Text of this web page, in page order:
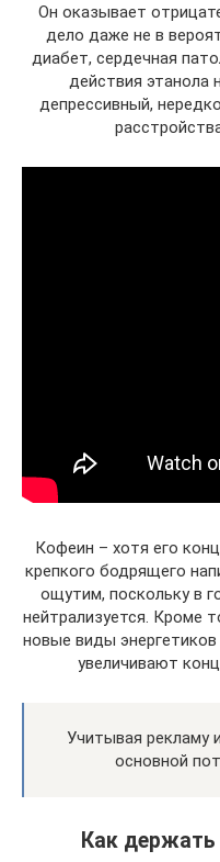
Он оказывает
дело даже не в
диабет, сердечная
действия этанола
депрессивный,
Кофеин – хотя его
крепкого бодрящего
ощутим, поскольку в
нейтрализуется. Кроме
новые виды
увеличивают
Учитывая рекламу
основной
Как держать